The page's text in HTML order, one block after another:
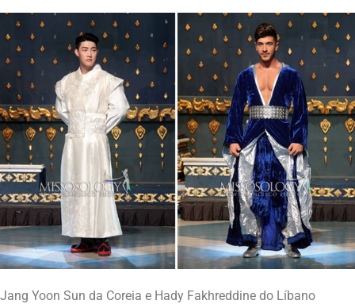
Jang Yoon Sun da Coreia e Hady Fakhreddine do Líbano